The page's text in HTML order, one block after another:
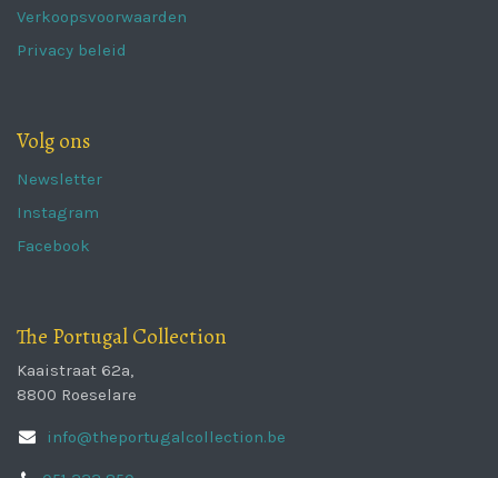
Verkoopsvoorwaarden
Privacy beleid
Volg ons
Newsletter
Instagram
Facebook
The Portugal Collection
Kaaistraat 62a,
8800 Roeselare
info@theportugalcollection.be